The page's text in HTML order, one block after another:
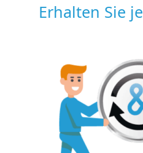
Erhalten Sie